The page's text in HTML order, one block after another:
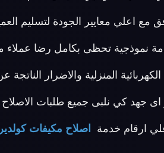
مع اعلي معايير الجودة
نموذجية تحظى بكامل رضا عملاء
المنزلية والاضرار
جهد كي نلبى جميع طلبات الاصلاح
ارقام خدمة اصلاح مكيفات